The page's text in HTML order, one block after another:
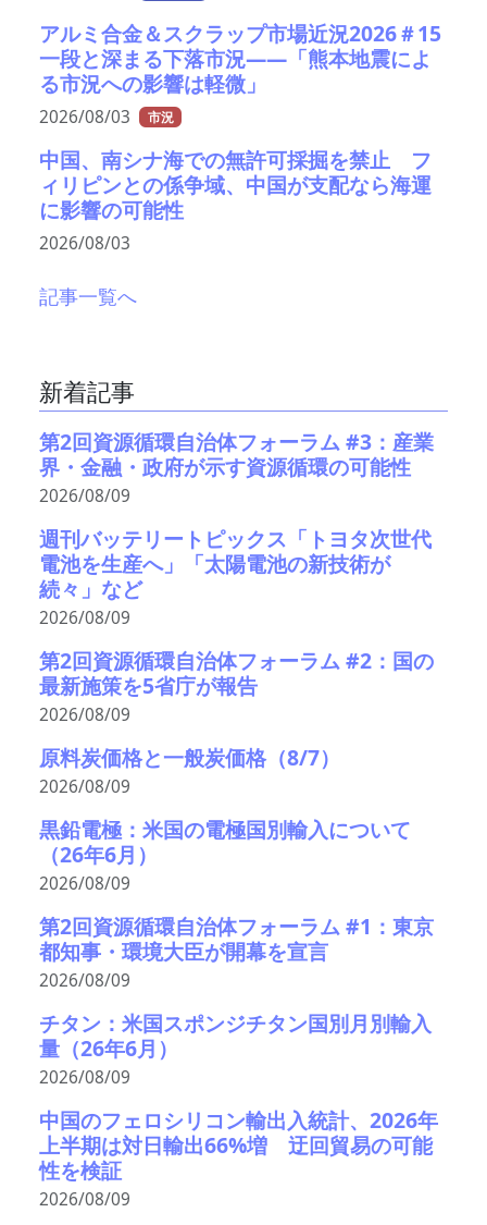
アルミ合金＆スクラップ市場近況2026＃15
一段と深まる下落市況――「熊本地震によ
る市況への影響は軽微」
2026/08/03 市況
中国、南シナ海での無許可採掘を禁止 フ
ィリピンとの係争域、中国が支配なら海運
に影響の可能性
2026/08/03
記事一覧へ
新着記事
第2回資源循環自治体フォーラム #3：産業
界・金融・政府が示す資源循環の可能性
2026/08/09
週刊バッテリートピックス「トヨタ次世代
電池を生産へ」「太陽電池の新技術が
続々」など
2026/08/09
第2回資源循環自治体フォーラム #2：国の
最新施策を5省庁が報告
2026/08/09
原料炭価格と一般炭価格（8/7）
2026/08/09
黒鉛電極：米国の電極国別輸入について
（26年6月）
2026/08/09
第2回資源循環自治体フォーラム #1：東京
都知事・環境大臣が開幕を宣言
2026/08/09
チタン：米国スポンジチタン国別月別輸入
量（26年6月）
2026/08/09
中国のフェロシリコン輸出入統計、2026年
上半期は対日輸出66%増 迂回貿易の可能
性を検証
2026/08/09